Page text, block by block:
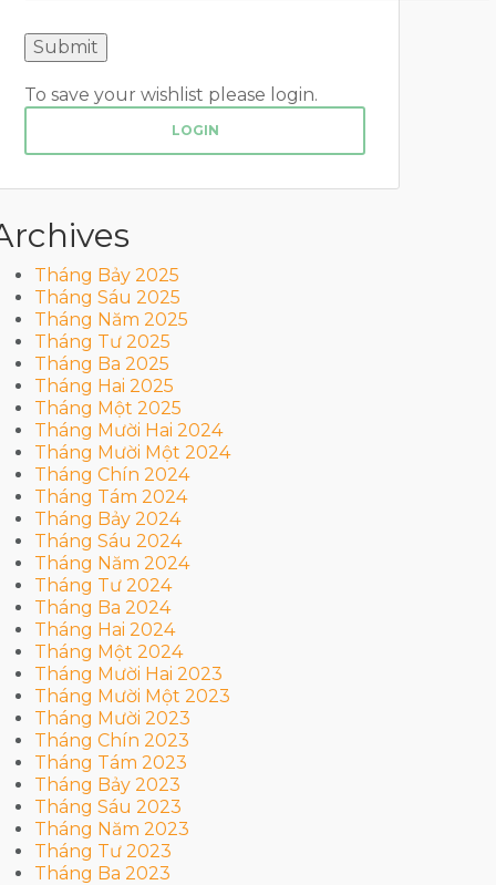
To save your wishlist please login.
LOGIN
Tháng Bảy 2025
Tháng Sáu 2025
Tháng Năm 2025
Tháng Tư 2025
Tháng Ba 2025
Tháng Hai 2025
Tháng Một 2025
Tháng Mười Hai 2024
Tháng Mười Một 2024
Tháng Chín 2024
Tháng Tám 2024
Tháng Bảy 2024
Tháng Sáu 2024
Tháng Năm 2024
Tháng Tư 2024
Tháng Ba 2024
Tháng Hai 2024
Tháng Một 2024
Tháng Mười Hai 2023
Tháng Mười Một 2023
Tháng Mười 2023
Tháng Chín 2023
Tháng Tám 2023
Tháng Bảy 2023
Tháng Sáu 2023
Tháng Năm 2023
Tháng Tư 2023
Tháng Ba 2023